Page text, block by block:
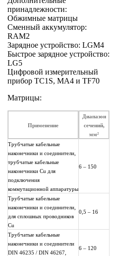
принадлежности:
Обжимные матрицы
Сменный аккумулятор:
RAM2
Зарядное устройство: LGM4
Быстрое зарядное устройство:
LG5
Цифровой измерительный
прибор TC1S, MA4 и TF70
Матрицы:
Применение
Диапазон
сечений,
мм²
Трубчатые кабельные
наконечники и соединители,
трубчатые кабельные
наконечники Cu для
подключения
коммутационной аппаратуры
6 – 150
Трубчатые кабельные
наконечники и соединители,
для сплошных проводников
Cu
0,5 – 16
Трубчатые кабельные
наконечники и соединители
DIN 46235 / DIN 46267,
6 – 120